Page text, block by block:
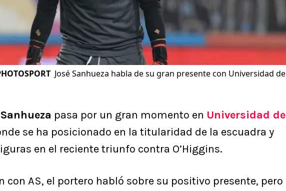
José Sanhueza habla de su gran presente con Universidad de
pasa por un gran momento en Universidad de
se ha posicionado en la titularidad de la escuadra y
en el reciente triunfo contra O’Higgins.
con AS, el portero habló sobre su positivo presente, pero